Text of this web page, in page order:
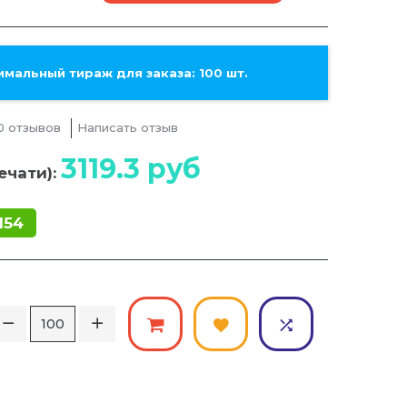
тираж для заказа: 100 шт.
отзывов Написать отзыв
3119.3 руб